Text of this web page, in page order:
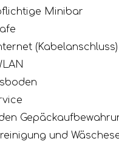
Minibar
(Kabelanschluss)
und